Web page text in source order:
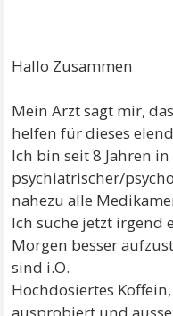
Hallo Zusammen
Mein Arzt sagt mir,
helfen für dieses
Ich bin seit 8 Jahren in
psychiatrischer/
nahezu alle
Ich suche jetzt irgend
Morgen besser
sind i.O.
Hochdosiertes